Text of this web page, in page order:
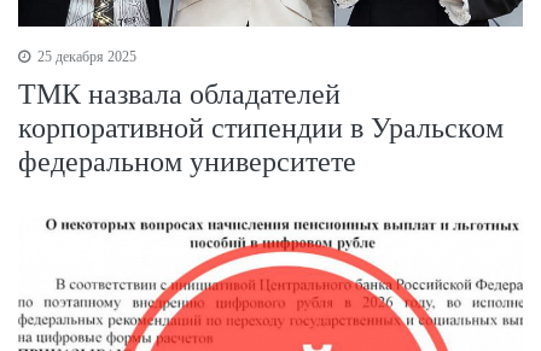
25 декабря 2025
ТМК назвала обладателей
корпоративной стипендии в Уральском
федеральном университете